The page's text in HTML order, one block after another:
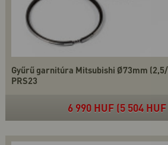
Gyűrű garnitúra Mitsubishi Ø73mm
PRS23
6 990 HUF (5 504